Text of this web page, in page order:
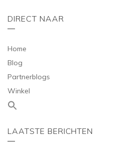
DIRECT NAAR
Home
Blog
Partnerblogs
Winkel
LAATSTE BERICHTEN